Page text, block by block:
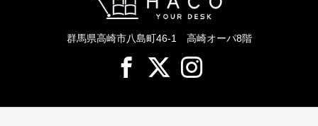
群馬県高崎市八島町46-1 高崎オーパ8階